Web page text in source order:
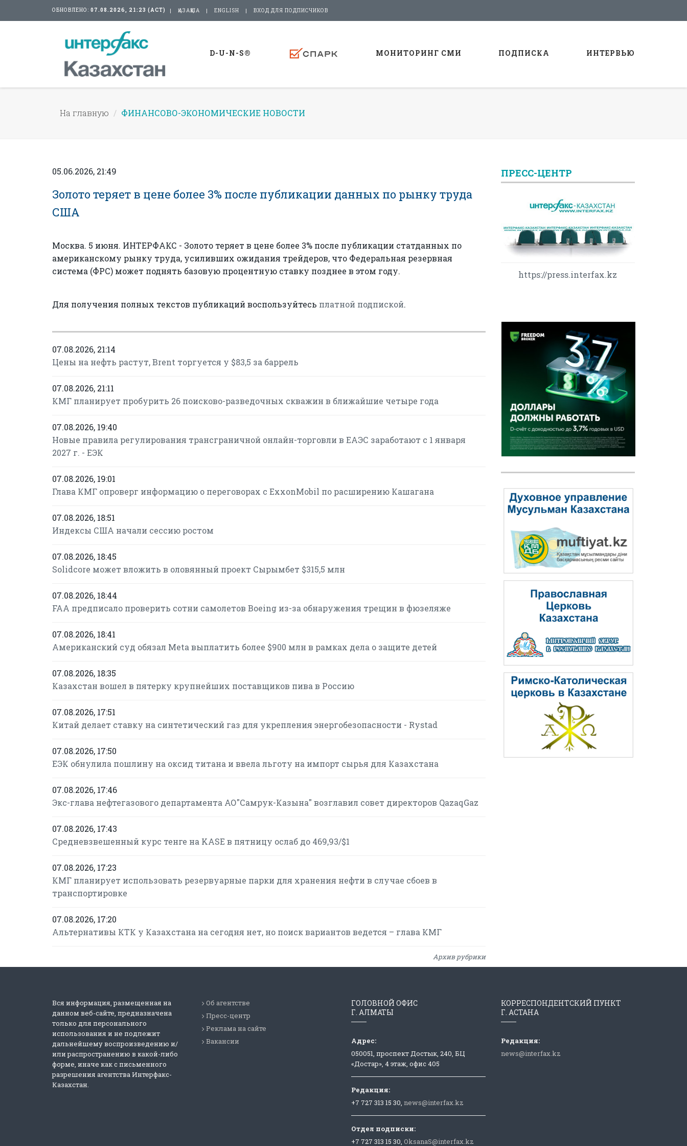
ОБНОВЛЕНО: 07.08.2026, 21:23 (АСТ) ҚАЗАҚША ENGLISH ВХОД ДЛЯ ПОДПИСЧИКОВ
D-U-N-S® МОНИТОРИНГ СМИ ПОДПИСКА ИНТЕРВЬЮ
На главную ФИНАНСОВО-ЭКОНОМИЧЕСКИЕ НОВОСТИ
05.06.2026, 21:49
Золото теряет в цене более 3% после публикации данных по рынку труда
США
Москва. 5 июня. ИНТЕРФАКС - Золото теряет в цене более 3% после публикации статданных по
американскому рынку труда, усиливших ожидания трейдеров, что Федеральная резервная
система (ФРС) может поднять базовую процентную ставку позднее в этом году.
Для получения полных текстов публикаций воспользуйтесь платной подпиской.
07.08.2026, 21:14
Цены на нефть растут, Brent торгуется у $83,5 за баррель
07.08.2026, 21:11
КМГ планирует пробурить 26 поисково-разведочных скважин в ближайшие четыре года
07.08.2026, 19:40
Новые правила регулирования трансграничной онлайн-торговли в ЕАЭС заработают с 1 января
2027 г. - ЕЭК
07.08.2026, 19:01
Глава КМГ опроверг информацию о переговорах с ExxonMobil по расширению Кашагана
07.08.2026, 18:51
Индексы США начали сессию ростом
07.08.2026, 18:45
Solidcore может вложить в оловянный проект Сырымбет $315,5 млн
07.08.2026, 18:44
FAA предписало проверить сотни самолетов Boeing из-за обнаружения трещин в фюзеляже
07.08.2026, 18:41
Американский суд обязал Meta выплатить более $900 млн в рамках дела о защите детей
07.08.2026, 18:35
Казахстан вошел в пятерку крупнейших поставщиков пива в Россию
07.08.2026, 17:51
Китай делает ставку на синтетический газ для укрепления энергобезопасности - Rystad
07.08.2026, 17:50
ЕЭК обнулила пошлину на оксид титана и ввела льготу на импорт сырья для Казахстана
07.08.2026, 17:46
Экс-глава нефтегазового департамента АО"Самрук-Казына" возглавил совет директоров QazaqGaz
07.08.2026, 17:43
Средневзвешенный курс тенге на KASE в пятницу ослаб до 469,93/$1
07.08.2026, 17:23
КМГ планирует использовать резервуарные парки для хранения нефти в случае сбоев в
транспортировке
07.08.2026, 17:20
Альтернативы КТК у Казахстана на сегодня нет, но поиск вариантов ведется – глава КМГ
Архив рубрики
ПРЕСС-ЦЕНТР
https://press.interfax.kz
Вся информация, размещенная на
данном веб-сайте, предназначена
только для персонального
использования и не подлежит
дальнейшему воспроизведению и/
или распространению в какой-либо
форме, иначе как с письменного
разрешения агентства Интерфакс-
Казахстан.
Об агентстве
Пресс-центр
Реклама на сайте
Вакансии
ГОЛОВНОЙ ОФИС
Г. АЛМАТЫ
Адрес:
050051, проспект Достык, 240, БЦ
«Достар», 4 этаж, офис 405
Редакция:
+7 727 313 15 30, news@interfax.kz
Отдел подписки:
+7 727 313 15 30, OksanaS@interfax.kz
КОРРЕСПОНДЕНТСКИЙ ПУНКТ
Г. АСТАНА
Редакция:
news@interfax.kz